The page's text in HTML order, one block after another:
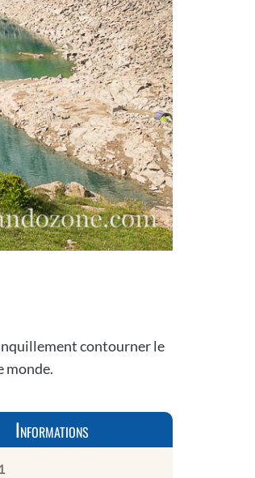
contourner le
monde.
Informations